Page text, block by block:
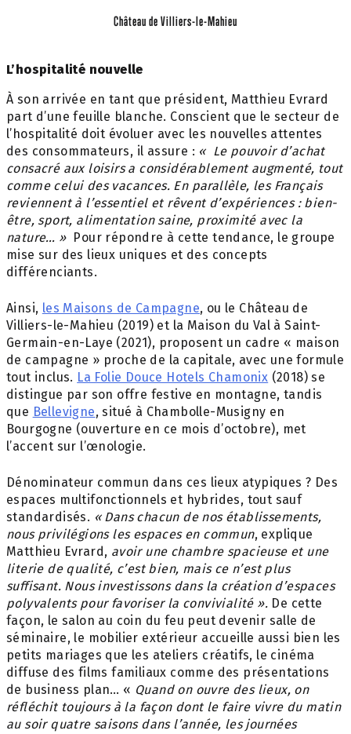
Château de Villiers-le-Mahieu
L’hospitalité nouvelle
À son arrivée en tant que président, Matthieu Evrard
part d’une feuille blanche. Conscient que le secteur de
l’hospitalité doit évoluer avec les nouvelles attentes
des consommateurs, il assure : « Le pouvoir d’achat
consacré aux loisirs a considérablement augmenté, tout
comme celui des vacances. En parallèle, les Français
reviennent à l’essentiel et rêvent d’expériences : bien-
être, sport, alimentation saine, proximité avec la
nature… » Pour répondre à cette tendance, le groupe
mise sur des lieux uniques et des concepts
différenciants.
Ainsi, les Maisons de Campagne, ou le Château de
Villiers-le-Mahieu (2019) et la Maison du Val à Saint-
Germain-en-Laye (2021), proposent un cadre « maison
de campagne » proche de la capitale, avec une formule
tout inclus. La Folie Douce Hotels Chamonix (2018) se
distingue par son offre festive en montagne, tandis
que Bellevigne, situé à Chambolle-Musigny en
Bourgogne (ouverture en ce mois d’octobre), met
l’accent sur l’œnologie.
Dénominateur commun dans ces lieux atypiques ? Des
espaces multifonctionnels et hybrides, tout sauf
standardisés. « Dans chacun de nos établissements,
nous privilégions les espaces en commun, explique
Matthieu Evrard, avoir une chambre spacieuse et une
literie de qualité, c’est bien, mais ce n’est plus
suffisant. Nous investissons dans la création d’espaces
polyvalents pour favoriser la convivialité ». De cette
façon, le salon au coin du feu peut devenir salle de
séminaire, le mobilier extérieur accueille aussi bien les
petits mariages que les ateliers créatifs, le cinéma
diffuse des films familiaux comme des présentations
de business plan… « Quand on ouvre des lieux, on
réfléchit toujours à la façon dont le faire vivre du matin
au soir quatre saisons dans l’année, les journées